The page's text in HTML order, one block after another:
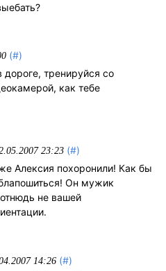
(#)
дороге, тренируйся со
как тебе
23:23 (#)
Алексия похоронили! Как бы
Он мужик
не вашей
14:26 (#)